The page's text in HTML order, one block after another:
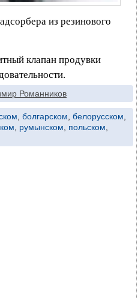
из резинового
клапан продувки
Романников
болгарском белорусском
румынском польском